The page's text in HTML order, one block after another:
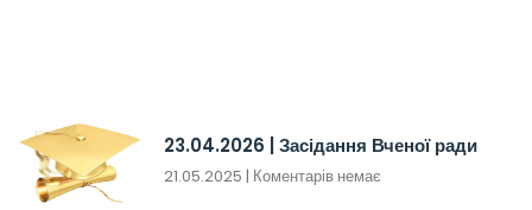
23.04.2026 | Засідання Вченої ради
21.05.2025 Коментарів немає